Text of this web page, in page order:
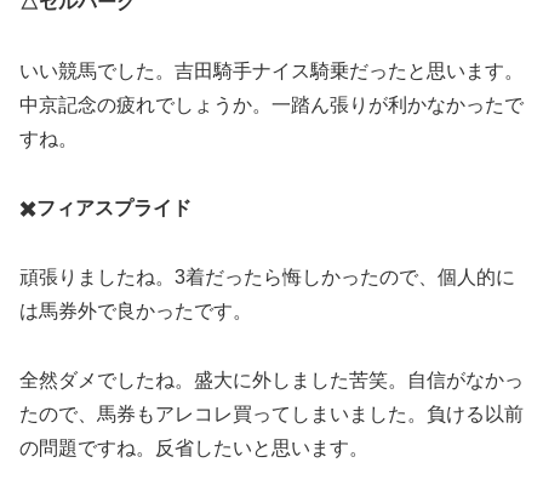
いい競馬でした。吉田騎手ナイス騎乗だったと思います。
中京記念の疲れでしょうか。一踏ん張りが利かなかったで
すね。
✖️フィアスプライド
頑張りましたね。3着だったら悔しかったので、個人的に
は馬券外で良かったです。
全然ダメでしたね。盛大に外しました苦笑。自信がなかっ
たので、馬券もアレコレ買ってしまいました。負ける以前
の問題ですね。反省したいと思います。